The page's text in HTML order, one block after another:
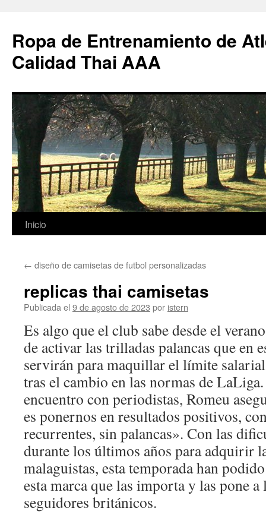
Ropa de Entrenamiento de
Calidad Thai AAA
Saltar
contenido
Inicio
← diseño de camisetas de futbol personalizadas
replicas thai camisetas
Publicada el 9 de agosto de 2023 por istern
Es algo que el club sabe desde el
de activar las trilladas palancas que en
servirán para maquillar el límite
tras el cambio en las normas de
encuentro con periodistas, Romeu
es ponernos en resultados positivos,
recurrentes, sin palancas». Con las
durante los últimos años para adquirir
malaguistas, esta temporada han
esta marca que las importa y las pone
seguidores británicos.